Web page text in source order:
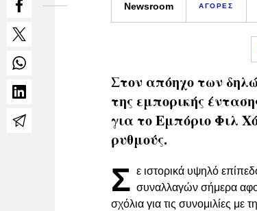
Newsroom ΑΓΟΡΕΣ
Στον απόηχο των
της εμπορικής
για το Εμπόριο Φιλ
ρυθμούς.
Σ ε ιστορικά υψηλό
συναλλαγών σήμερα
σχόλια για τις συνομιλίες με